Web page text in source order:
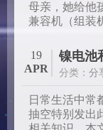
母亲，她给他
兼容机（组装
镍电池
分类： 分
19
APR
日常生活中常
抽空特别发出